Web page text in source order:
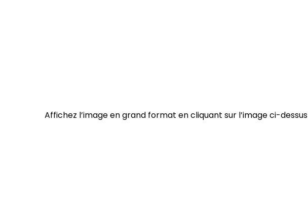
Affichez l’image en grand format en cliquant sur l’image ci-dessus